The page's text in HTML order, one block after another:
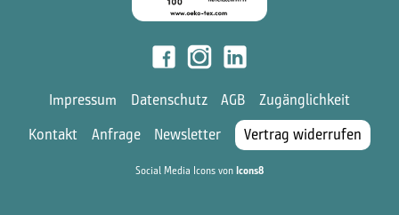
Impressum Datenschutz AGB
Zugänglichkeit
Kontakt
Anfrage Newsletter Vertrag widerrufen
Social Media Icons von Icons8